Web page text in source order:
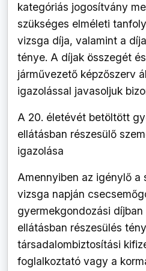
kategóriás jogosítvány
szükséges elméleti
vizsga díja, valamint a
ténye. A díjak összegét
járművezető képzőszerv
igazolással javasoljuk
A 20. életévét betöltött
ellátásban részesülő
igazolása
Amennyiben az igénylő a
vizsga napján
gyermekgondozási díjban
ellátásban részesülés
társadalombiztosítási
foglalkoztató vagy a